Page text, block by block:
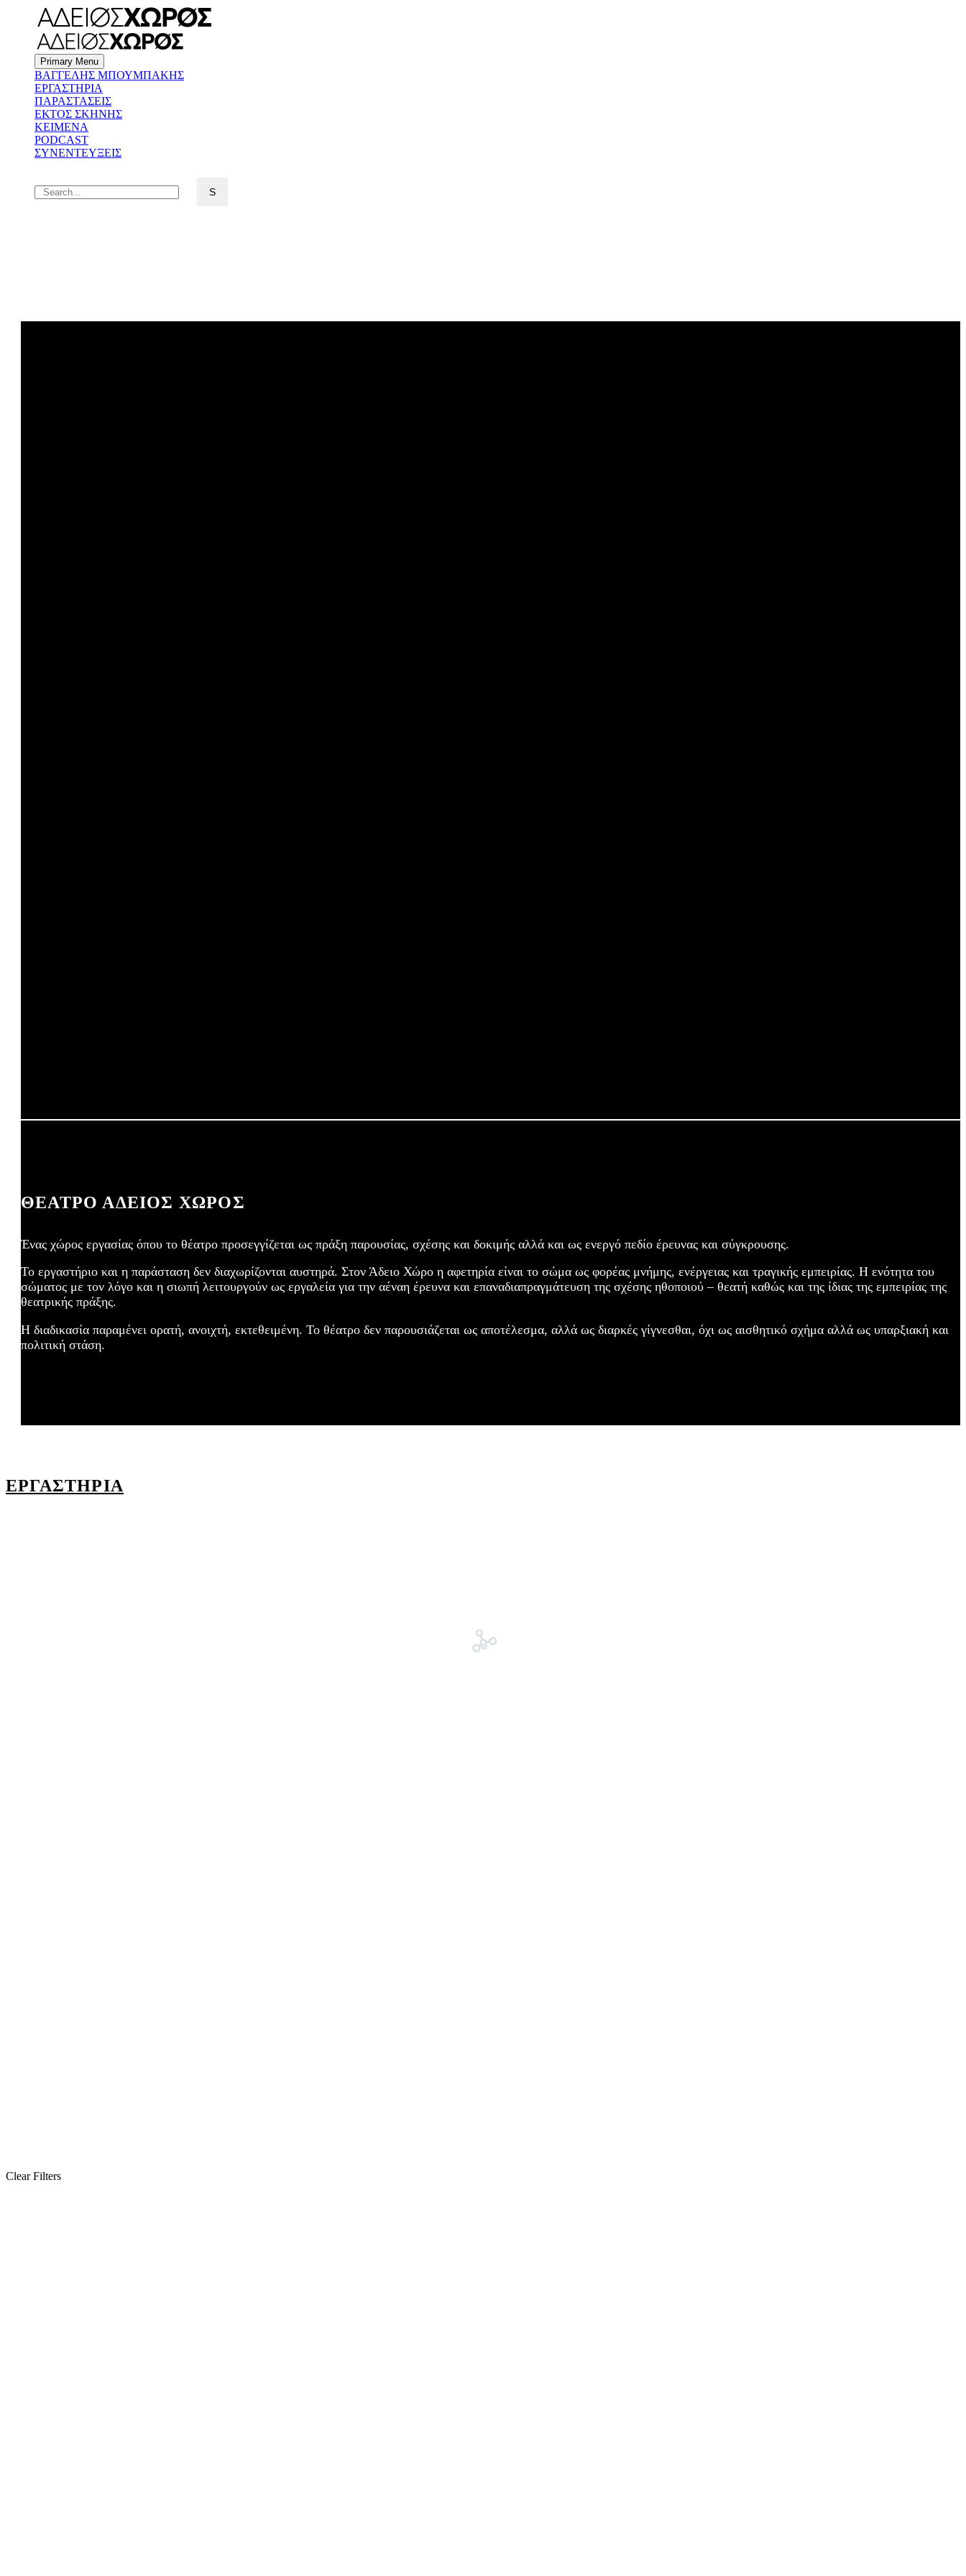
Primary Menu
BΑΓΓΕΛΗΣ ΜΠΟΥΜΠΑΚΗΣ
ΕΡΓΑΣΤΗΡΙΑ
ΠΑΡΑΣΤΑΣΕΙΣ
ΕΚΤΟΣ ΣΚΗΝΗΣ
ΚΕΙΜΕΝΑ
PODCAST
ΣΥΝΕΝΤΕΥΞΕΙΣ
ΘΕΑΤΡΟ ΑΔΕΙΟΣ ΧΩΡΟΣ
Ένας χώρος εργασίας όπου το θέατρο προσεγγίζεται ως πράξη παρουσίας, σχέσης και δοκιμής αλλά και ως ενεργό πεδίο έρευνας και σύγκρουσης.
Το εργαστήριο και η παράσταση δεν διαχωρίζονται αυστηρά. Στον Άδειο Χώρο η αφετηρία είναι το σώμα ως φορέας μνήμης, ενέργειας και τραγικής εμπειρίας. Η ενότητα του
σώματος με τον λόγο και η σιωπή λειτουργούν ως εργαλεία για την αέναη έρευνα και επαναδιαπραγμάτευση της σχέσης ηθοποιού – θεατή καθώς και της ίδιας της εμπειρίας της
θεατρικής πράξης.
Η διαδικασία παραμένει ορατή, ανοιχτή, εκτεθειμένη. Το θέατρο δεν παρουσιάζεται ως αποτέλεσμα, αλλά ως διαρκές γίγνεσθαι, όχι ως αισθητικό σχήμα αλλά ως υπαρξιακή και
πολιτική στάση.
ΕΡΓΑΣΤΗΡΙΑ
Clear Filters